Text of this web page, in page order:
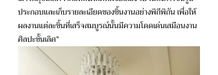
ประกอบและเก็บรายละเอียดของชิ้นงานอย่างพิถีพิถัน เพื่อให้
ผลงานแต่ละชิ้นที่เสร็จสมบูรณ์นั้นมีความโดดเด่นเสมือนงาน
ศิลปะชั้นเลิศ”